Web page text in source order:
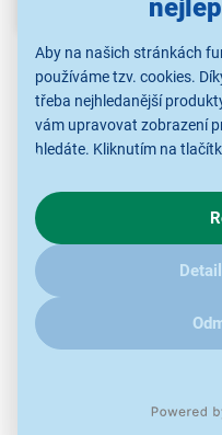
Aby na našich stránkách
používáme tzv. cookies.
třeba nejhledanější
vám upravovat zobrazení
hledáte. Kliknutím na
chování na webu pro
zajímají detaily, jak u nás s
kliknětesem.
Elektrická
FZS 2002-E
nastavitelný úhel